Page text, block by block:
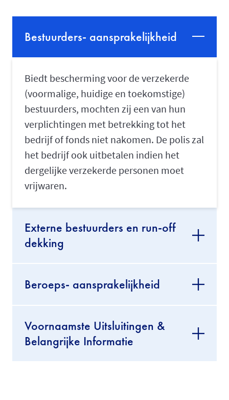
Bestuurders- aansprakelijkheid
Biedt bescherming voor de verzekerde
(voormalige, huidige en toekomstige)
bestuurders, mochten zij een van hun
verplichtingen met betrekking tot het
bedrijf of fonds niet nakomen. De polis zal
het bedrijf ook uitbetalen indien het
dergelijke verzekerde personen moet
vrijwaren.
Externe bestuurders en run-off
dekking
Beroeps- aansprakelijkheid
Voornaamste Uitsluitingen &
Belangrijke Informatie